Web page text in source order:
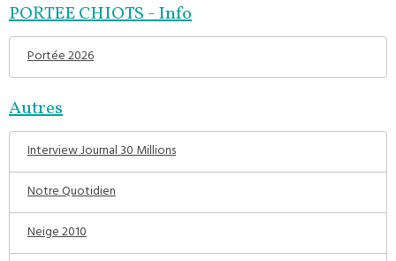
PORTEE CHIOTS - Info
Portée 2026
Autres
Interview Journal 30 Millions
Notre Quotidien
Neige 2010